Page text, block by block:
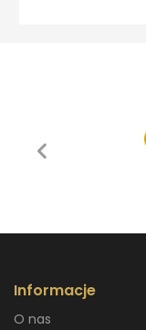
Informacje
O nas